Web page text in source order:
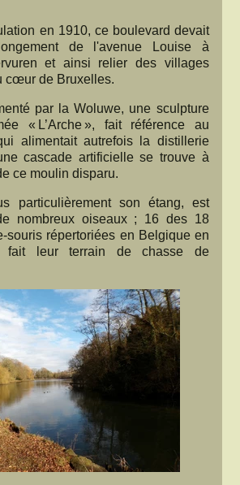
en 1910, ce boulevard devait
de l'avenue Louise à
et ainsi relier des villages
cœur de Bruxelles.
par la Woluwe, une sculpture
« L’Arche », fait référence au
alimentait autrefois la distillerie
cascade artificielle se trouve à
ce moulin disparu.
particulièrement son étang, est
nombreux oiseaux ; 16 des 18
souris répertoriées en Belgique en
fait leur terrain de chasse de